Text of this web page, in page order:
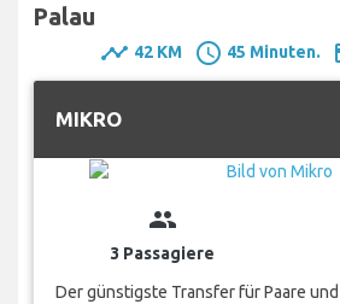
Palau
timeline 42 KM schedule 45 Minuten.
MIKRO
group
3 Passagiere
Der günstigste Transfer für Paare und